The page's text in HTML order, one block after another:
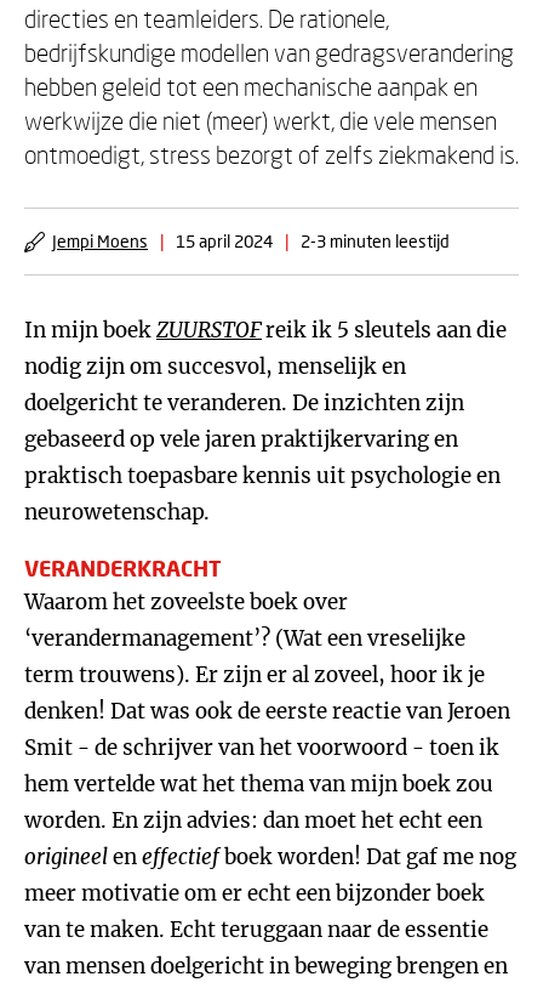
directies en teamleiders. De rationele,
bedrijfskundige modellen van gedragsverandering
hebben geleid tot een mechanische aanpak en
werkwijze die niet (meer) werkt, die vele mensen
ontmoedigt, stress bezorgt of zelfs ziekmakend is.
Jempi Moens | 15 april 2024 | 2-3 minuten leestijd
In mijn boekZUURSTOFreik ik 5 sleutels aan die
nodig zijn om succesvol, menselijk en
doelgericht te veranderen. De inzichten zijn
gebaseerd op vele jaren praktijkervaring en
praktisch toepasbare kennis uit psychologie en
neurowetenschap.
VERANDERKRACHT
Waarom het zoveelste boek over
‘verandermanagement’? (Wat een vreselijke
term trouwens). Er zijn er al zoveel, hoor ik je
denken! Dat was ook de eerste reactie van Jeroen
Smit - de schrijver van het voorwoord - toen ik
hem vertelde wat het thema van mijn boek zou
worden. En zijn advies: dan moet het echt een
origineeleneffectiefboek worden! Dat gaf me nog
meer motivatie om er echt een bijzonder boek
van te maken. Echt teruggaan naar de essentie
van mensen doelgericht in beweging brengen en